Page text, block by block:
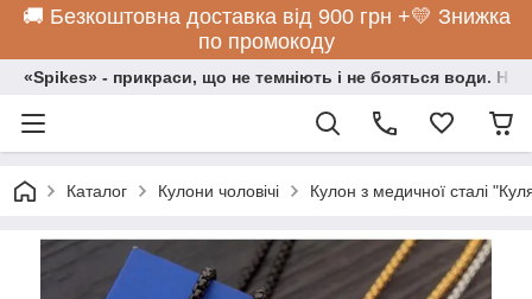
🚚 Безкоштовна доставка від 900 грн +💛 Знижка
по промокоду
«Spikes» - прикраси, що не темніють і не бояться води.
Каталог Кулони чоловічі Кулон з медичної сталі